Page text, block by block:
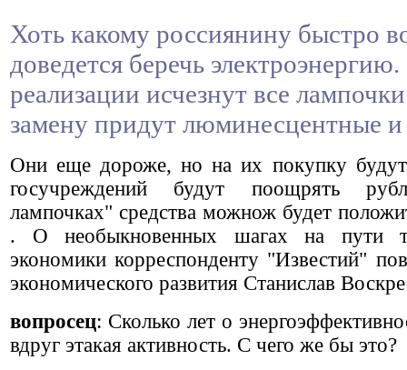
Хоть какому россиянину быстро
доведется беречь
реализации исчезнут все
замену придут люминесцентные
Они еще дороже, но на их покупку
госучреждений будут поощрять
лампочках" средства можнож будет
. О необыкновенных шагах на пути
экономики корреспонденту "Известий"
экономического развития Станислав
вопросец: Сколько лет о
вдруг этакая активность. С чего же бы это?